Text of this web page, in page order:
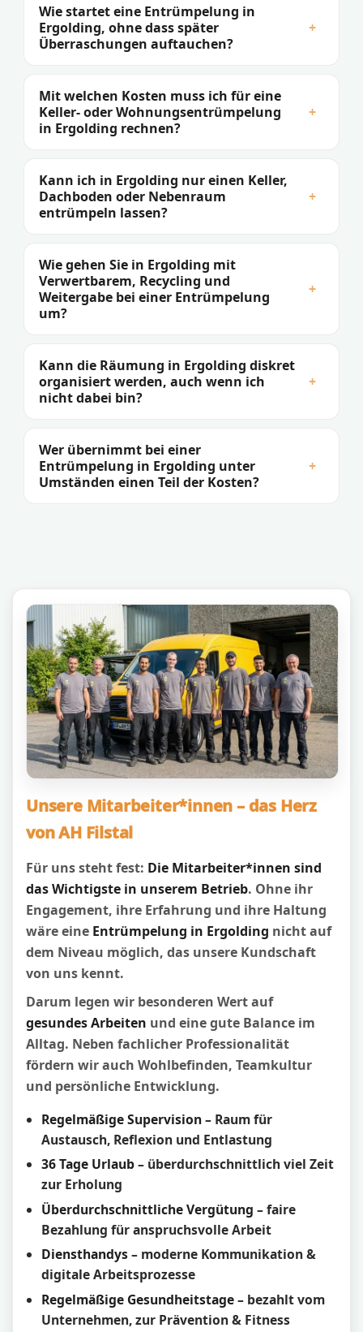
Wie startet eine Entrümpelung in
Ergolding, ohne dass später
Überraschungen auftauchen?
+
Mit welchen Kosten muss ich für eine
Keller- oder Wohnungsentrümpelung
in Ergolding rechnen?
+
Kann ich in Ergolding nur einen Keller,
Dachboden oder Nebenraum
entrümpeln lassen?
+
Wie gehen Sie in Ergolding mit
Verwertbarem, Recycling und
Weitergabe bei einer Entrümpelung
um?
+
Kann die Räumung in Ergolding diskret
organisiert werden, auch wenn ich
nicht dabei bin?
+
Wer übernimmt bei einer
Entrümpelung in Ergolding unter
Umständen einen Teil der Kosten?
+
Unsere Mitarbeiter*innen – das Herz
von AH Filstal
Für uns steht fest: Die Mitarbeiter*innen sind
das Wichtigste in unserem Betrieb. Ohne ihr
Engagement, ihre Erfahrung und ihre Haltung
wäre eine Entrümpelung in Ergolding nicht auf
dem Niveau möglich, das unsere Kundschaft
von uns kennt.
Darum legen wir besonderen Wert auf
gesundes Arbeiten und eine gute Balance im
Alltag. Neben fachlicher Professionalität
fördern wir auch Wohlbefinden, Teamkultur
und persönliche Entwicklung.
Regelmäßige Supervision– Raum für
Austausch, Reflexion und Entlastung
36 Tage Urlaub– überdurchschnittlich viel Zeit
zur Erholung
Überdurchschnittliche Vergütung – faire
Bezahlung für anspruchsvolle Arbeit
Diensthandys– moderne Kommunikation &
digitale Arbeitsprozesse
Regelmäßige Gesundheitstage– bezahlt vom
Unternehmen, zur Prävention & Fitness